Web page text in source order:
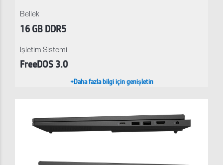
Bellek
16 GB DDR5
İşletim Sistemi
FreeDOS 3.0
+Daha fazla bilgi için genişletin